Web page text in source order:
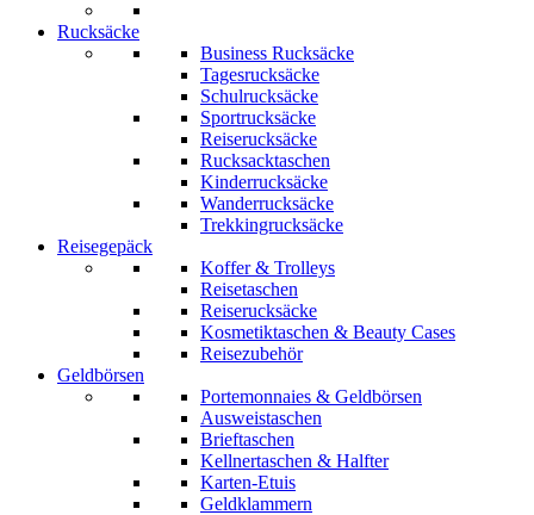
Rucksäcke
Business Rucksäcke
Tagesrucksäcke
Schulrucksäcke
Sportrucksäcke
Reiserucksäcke
Rucksacktaschen
Kinderrucksäcke
Wanderrucksäcke
Trekkingrucksäcke
Reisegepäck
Koffer & Trolleys
Reisetaschen
Reiserucksäcke
Kosmetiktaschen & Beauty Cases
Reisezubehör
Geldbörsen
Portemonnaies & Geldbörsen
Ausweistaschen
Brieftaschen
Kellnertaschen & Halfter
Karten-Etuis
Geldklammern